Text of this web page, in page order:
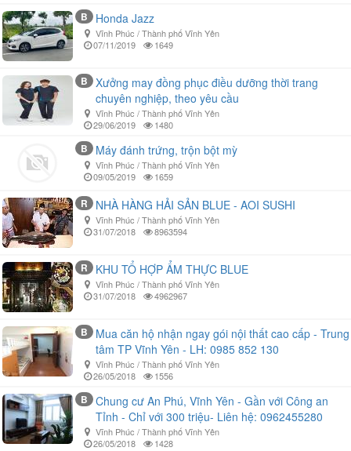
B Honda Jazz
Vĩnh Phúc / Thành phố Vĩnh Yên
07/11/2019
1649
B
Xưởng may đồng phục điều dưỡng thời trang
chuyên nghiệp, theo yêu cầu
Vĩnh Phúc / Thành phố Vĩnh Yên
29/06/2019
1480
B Máy đánh trứng, trộn bột mỳ
Vĩnh Phúc / Thành phố Vĩnh Yên
09/05/2019
1659
R NHÀ HÀNG HẢI SẢN BLUE - AOI SUSHI
Vĩnh Phúc / Thành phố Vĩnh Yên
31/07/2018
8963594
R KHU TỔ HỢP ẨM THỰC BLUE
Vĩnh Phúc / Thành phố Vĩnh Yên
31/07/2018
4962967
B
Mua căn hộ nhận ngay gói nội thất cao cấp - Trung
tâm TP Vĩnh Yên - LH: 0985 852 130
Vĩnh Phúc / Thành phố Vĩnh Yên
26/05/2018
1556
B
Chung cư An Phú, Vĩnh Yên - Gần với Công an
Tỉnh - Chỉ với 300 triệu- Liên hệ: 0962455280
Vĩnh Phúc / Thành phố Vĩnh Yên
26/05/2018
1428